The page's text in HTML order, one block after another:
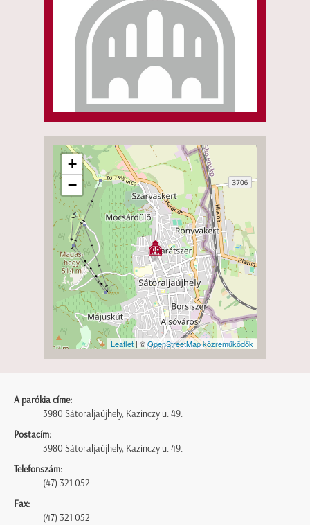
+
−
Leaflet | ©OpenStreetMap közreműködők
A parókia címe:
3980 Sátoraljaújhely, Kazinczy u. 49.
Postacím:
3980 Sátoraljaújhely, Kazinczy u. 49.
Telefonszám:
(47) 321 052
Fax:
(47) 321 052